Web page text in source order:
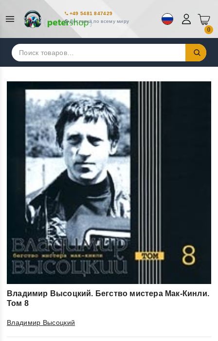
+49 5481 847429
Доставка по всему миру
0
Искать:
Владимир Высоцкий. Бегство мистера Мак-Кинли.
Том 8
Владимир Высоцкий